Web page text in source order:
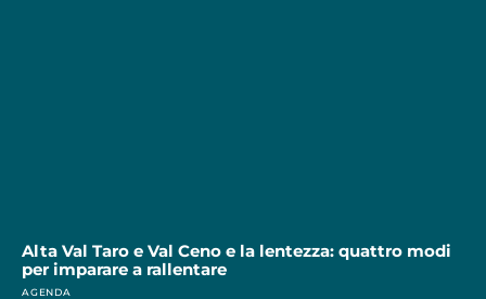
Alta Val Taro e Val Ceno e la lentezza: quattro modi
per imparare a rallentare
AGENDA